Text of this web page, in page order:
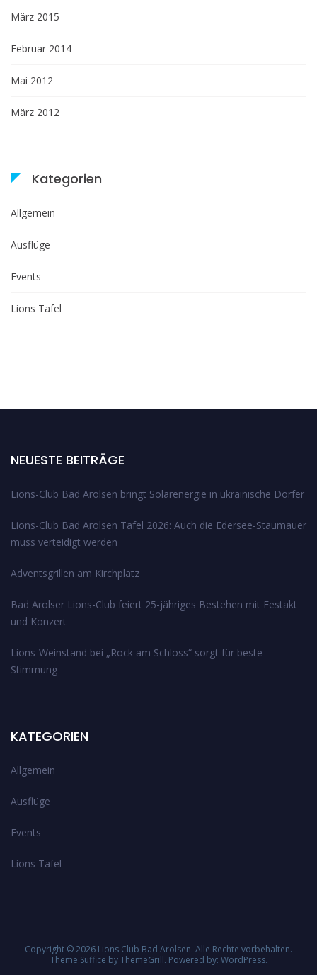
März 2015
Februar 2014
Mai 2012
März 2012
Kategorien
Allgemein
Ausflüge
Events
Lions Tafel
NEUESTE BEITRÄGE
Lions-Club Bad Arolsen bringt Solarenergie in ukrainische Dörfer
Lions-Club Bad Arolsen Tafel 2026: Auch die Edersee-Staumauer
muss verteidigt werden
Adventsgrillen am Kirchplatz
Bad Arolser Lions-Club feiert 25-jähriges Bestehen mit Festakt
und Konzert
Lions-Weinstand bei „Rock am Schloss“ sorgt für beste
Stimmung
KATEGORIEN
Allgemein
Ausflüge
Events
Lions Tafel
Copyright © 2026 Lions Club Bad Arolsen. Alle Rechte vorbehalten.
Theme Suffice by ThemeGrill. Powered by: WordPress.